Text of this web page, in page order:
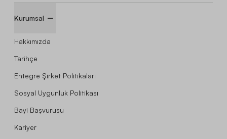
Kurumsal
Hakkımızda
Tarihçe
Entegre Şirket Politikaları
Sosyal Uygunluk Politikası
Bayi Başvurusu
Kariyer